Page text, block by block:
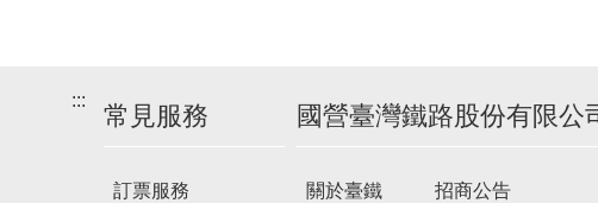
:::
常見服務
訂票服務
國營臺灣鐵路股份有限公
關於臺鐵
招商公告